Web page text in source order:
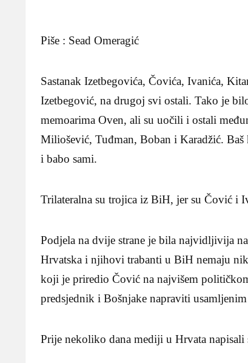
Piše : Sead Omeragić
Sastanak Izetbegovića, Čovića, Ivanića,
Izetbegović, na drugoj svi ostali. Tako je
memoarima Oven, ali su uočili i ostali
Miliošević, Tuđman, Boban i Karadžić.
i babo sami.
Trilateralna su trojica iz BiH, jer su Čović i
Podjela na dvije strane je bila najvidljivija
Hrvatska i njihovi trabanti u BiH nemaju
koji je priredio Čović na najvišem
predsjednik i Bošnjake napraviti
Prije nekoliko dana mediji u Hrvata